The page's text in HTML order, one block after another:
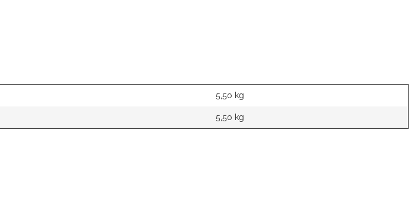
5,50 kg
5,50 kg